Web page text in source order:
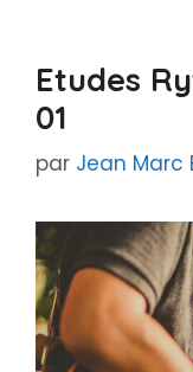
Etudes
01
par Jean Marc